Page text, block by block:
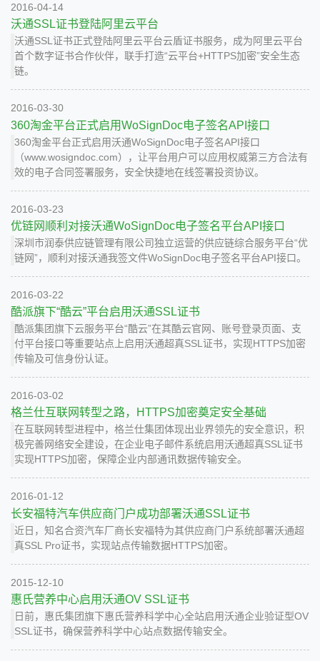
2016-04-14
沃通SSL证书登陆阿里云平台
沃通SSL证书正式登陆阿里云平台云盾证书服务，成为阿里云平台
首个数字证书合作伙伴，联手打造“云平台+HTTPS加密”安全生态
链。
2016-03-30
360淘金平台正式启用WoSignDoc电子签名API接口
360淘金平台正式启用沃通WoSignDoc电子签名API接口
（www.wosigndoc.com），让平台用户可以应用权威第三方合法有
效的电子合同签署服务，安全快捷地在线签署投资协议。
2016-03-23
优链网顺利对接沃通WoSignDoc电子签名平台API接口
深圳市润泰供应链管理有限公司独立运营的供应链综合服务平台“优
链网”，顺利对接沃通我签文件WoSignDoc电子签名平台API接口。
2016-03-22
酷派旗下“酷云”平台启用沃通SSL证书
酷派集团旗下云服务平台“酷云”在其酷云官网、账号登录页面、支
付平台接口等重要站点上启用沃通超真SSL证书，实现HTTPS加密
传输及可信身份认证。
2016-03-02
格兰仕互联网转型之路，HTTPS加密奠定安全基础
在互联网转型进程中，格兰仕集团体现出业界领先的安全意识，积
极完善网络安全建设，在企业电子邮件系统启用沃通超真SSL证书
实现HTTPS加密，保障企业内部通讯数据传输安全。
2016-01-12
长安福特汽车供应商门户成功部署沃通SSL证书
近日，知名合资汽车厂商长安福特为其供应商门户系统部署沃通超
真SSL Pro证书，实现站点传输数据HTTPS加密。
2015-12-10
惠氏营养中心启用沃通OV SSL证书
日前，惠氏集团旗下惠氏营养科学中心全站启用沃通企业验证型OV
SSL证书，确保营养科学中心站点数据传输安全。